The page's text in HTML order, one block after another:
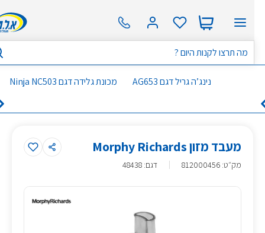
נינג’ה גריל דגם AG653 מכונת גלידה דגם Ninja NC503
מעבד מזון Morphy Richards
מק״ט:
812000456 דגם: 48438